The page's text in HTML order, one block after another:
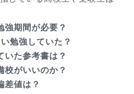
強期間が必要？
勉強していた？
いた参考書は？
校がいいのか？
差値は？